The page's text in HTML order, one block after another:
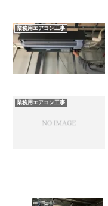
業務用エアコン工事
業務用エアコン工事